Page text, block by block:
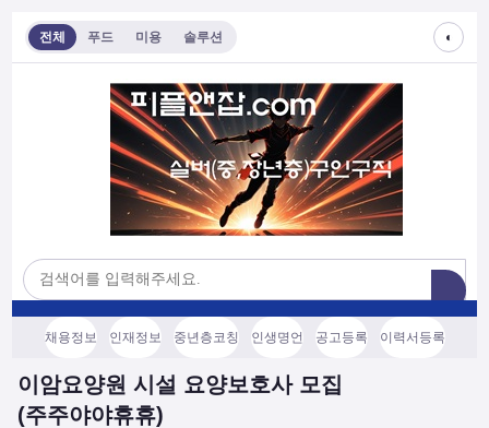
전체 푸드 미용 솔루션 ◐
채용정보 인재정보 중년층코칭 인생명언 공고등록 이력서등록
이암요양원 시설 요양보호사 모집
(주주야야휴휴)